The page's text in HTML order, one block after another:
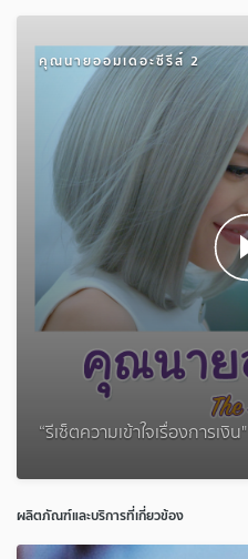
คุณนายออมเดอะซีรีส์ 2
“รีเซ็ตความเข้าใจเรื่องการเงิน"
ผลิตภัณฑ์และบริการที่เกี่ยวข้อง